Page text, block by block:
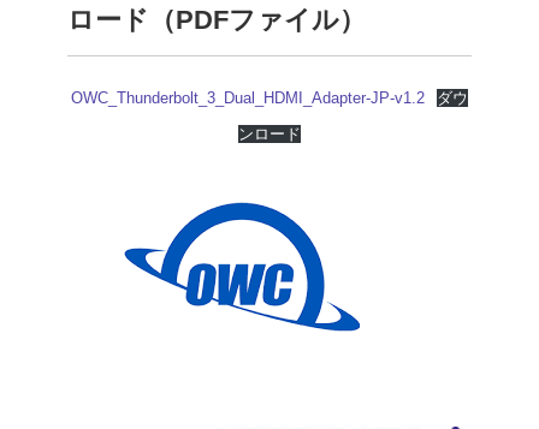
ロード（PDFファイル）
OWC_Thunderbolt_3_Dual_HDMI_Adapter-JP-v1.2
ダウ
ンロード